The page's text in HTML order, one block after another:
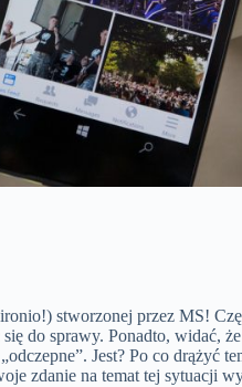
stworzonej przez MS!
do sprawy. Ponadto, widać,
Jest? Po co drążyć
zdanie na temat tej sytuacji